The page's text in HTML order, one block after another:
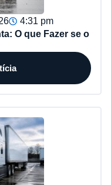
4:31 pm
O que Fazer se o